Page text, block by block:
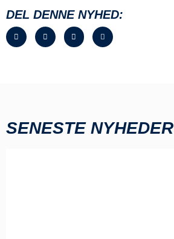
DEL DENNE NYHED:
SENESTE NYHEDER